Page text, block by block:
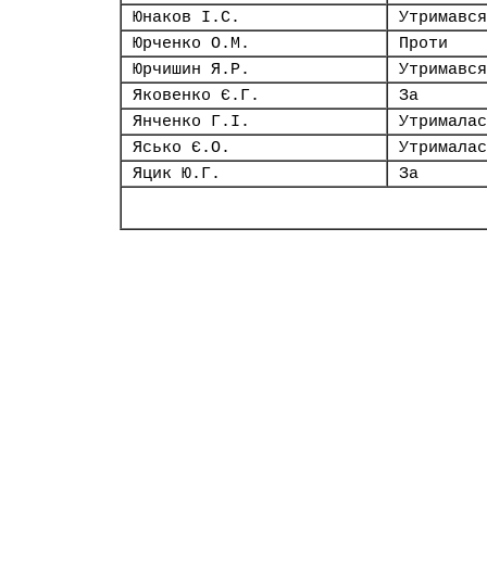
Юнаков І.С.
Утримався
Юрченко О.М.
Проти
Юрчишин Я.Р.
Утримався
Яковенко Є.Г.
За
Янченко Г.І.
Ясько Є.О.
Яцик Ю.Г.
За